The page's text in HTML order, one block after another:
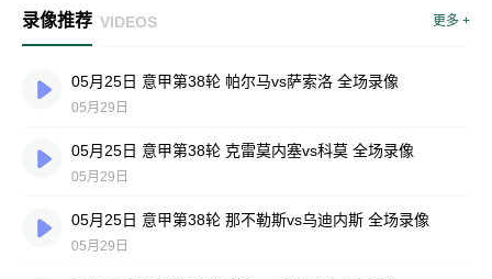
录像推荐 VIDEOS 更多 +
05月25日 意甲第38轮 帕尔马vs萨索洛 全场录像
05月29日
05月25日 意甲第38轮 克雷莫内塞vs科莫 全场录像
05月29日
05月25日 意甲第38轮 那不勒斯vs乌迪内斯 全场录像
05月29日